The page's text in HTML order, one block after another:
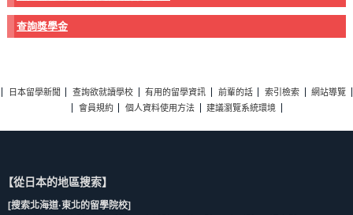
查詢獎學金
日本留學新聞 查詢欲就讀學校 有用的留學資訊 前輩的話 索引檢索
網站導覽
會員規約
個人資料使用方法 建議瀏覽系統環境
【從日本的地區搜索】
[搜索北海道·東北的留學院校]